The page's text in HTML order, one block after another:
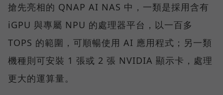
搶先亮相的 QNAP AI NAS 中，一類是採用含有
iGPU 與專屬 NPU 的處理器平台，以一百多
TOPS 的範圍，可順暢使用 AI 應用程式；另一類
機種則可安裝 1 張或 2 張 NVIDIA 顯示卡，處理
更大的運算量。